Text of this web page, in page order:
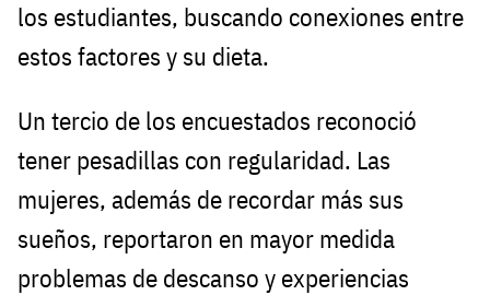
los estudiantes, buscando conexiones entre
estos factores y su dieta.
Un tercio de los encuestados reconoció
tener pesadillas con regularidad. Las
mujeres, además de recordar más sus
sueños, reportaron en mayor medida
problemas de descanso y experiencias